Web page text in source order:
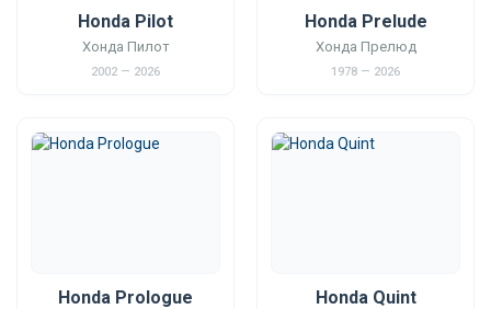
Honda Pilot
Хонда Пилот
2002 — 2026
Honda Prelude
Хонда Прелюд
1978 — 2026
Honda Prologue Honda Quint